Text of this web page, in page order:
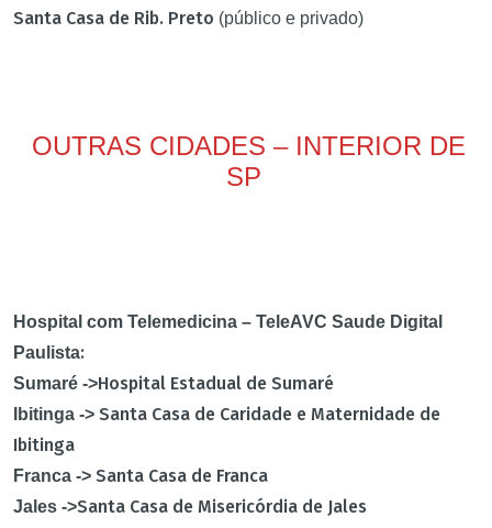
Santa Casa de Rib. Preto (público e privado)
OUTRAS CIDADES – INTERIOR DE
SP
Hospital com Telemedicina – TeleAVC Saude Digital
Paulista:
Sumaré ->Hospital Estadual de Sumaré
Ibitinga -> Santa Casa de Caridade e Maternidade de
Ibitinga
Franca -> Santa Casa de Franca
Jales ->Santa Casa de Misericórdia de Jales